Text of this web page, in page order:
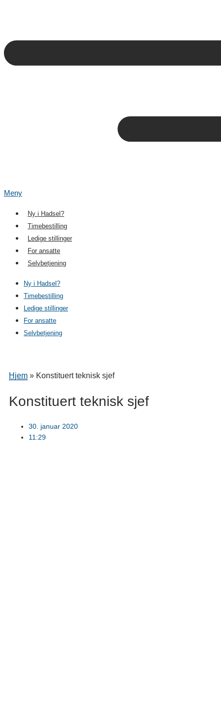
Meny
Ny i Hadsel?
Timebestilling
Ledige stillinger
For ansatte
Selvbetjening
Ny i Hadsel?
Timebestilling
Ledige stillinger
For ansatte
Selvbetjening
Hjem » Konstituert teknisk sjef
Konstituert teknisk sjef
30. januar 2020
11:29